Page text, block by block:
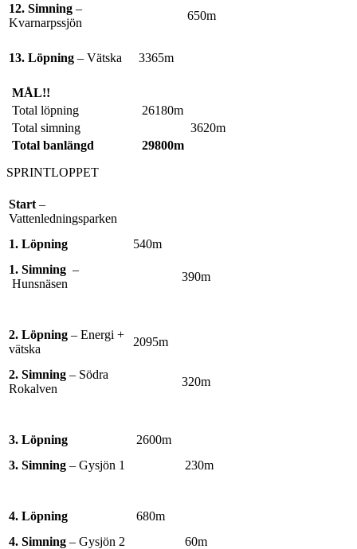
12. Simning –
Kvarnarpssjön
650m
13. Löpning – Vätska 3365m
MÅL!!
Total löpning
26180m
Total simning
3620m
Total banlängd
29800m
SPRINTLOPPET
Start –
Vattenledningsparken
1. Löpning
540m
1. Simning –
Hunsnäsen
390m
2. Löpning – Energi +
vätska
2095m
2. Simning – Södra
Rokalven
320m
3. Löpning
2600m
3. Simning – Gysjön 1 230m
4. Löpning
680m
4. Simning – Gysjön 2 60m